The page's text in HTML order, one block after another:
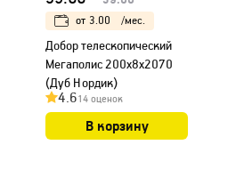
от 3.00 /мес.
Добор телескопический
Мегаполис 200х8х2070
(Дуб Нордик)
4.614 оценок
В корзину